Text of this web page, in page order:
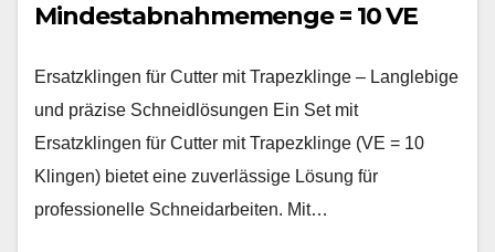
Mindestabnahmemenge = 10 VE
Ersatzklingen für Cutter mit Trapezklinge – Langlebige
und präzise Schneidlösungen Ein Set mit
Ersatzklingen für Cutter mit Trapezklinge (VE = 10
Klingen) bietet eine zuverlässige Lösung für
professionelle Schneidarbeiten. Mit…